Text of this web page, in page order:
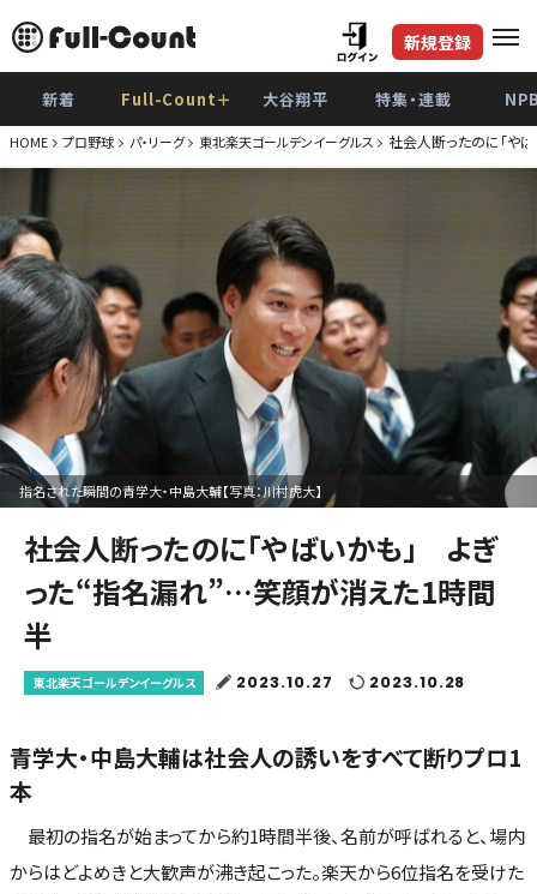
新規登録
新着 Full-Count＋ 大谷翔平 特集・連載
HOME プロ野球 パ・リーグ 東北楽天ゴールデンイーグルス 社会人断ったのに「や
指名された瞬間の青学大・中島大輔【写真：川村虎大】
社会人断ったのに「やばいかも」 よぎ
った“指名漏れ”…笑顔が消えた1時間
半
東北楽天ゴールデンイーグルス 2023.10.27 2023.10.28
青学大・中島大輔は社会人の誘いをすべて断りプロ1
本
最初の指名が始まってから約1時間半後、名前が呼ばれると、場内
からはどよめきと大歓声が沸き起こった。楽天から6位指名を受けた